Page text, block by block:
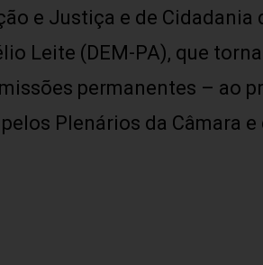
e Justiça e de Cidadania
Leite (DEM-PA), que
permanentes – ao
Plenários da Câmara e